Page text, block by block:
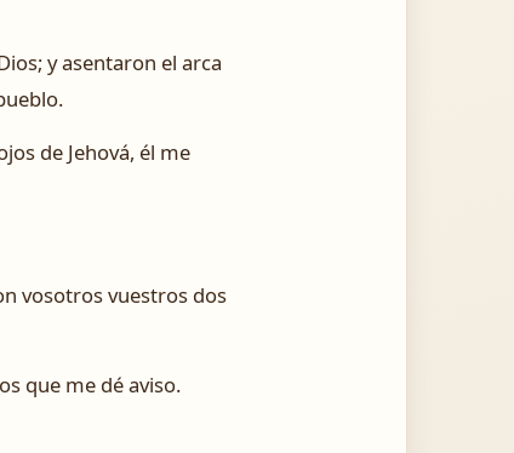
y asentaron el arca
de Jehová, él me
vosotros vuestros dos
que me dé aviso.